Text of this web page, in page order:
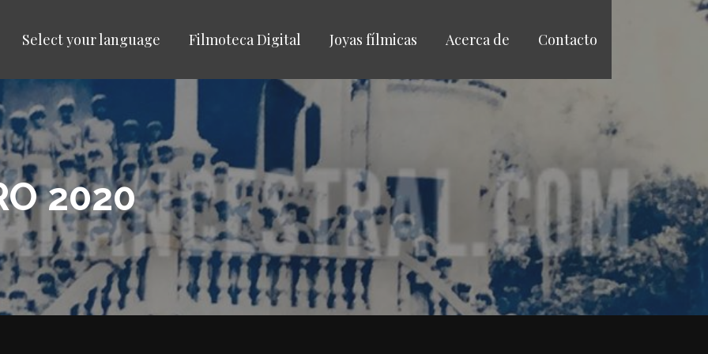
Select your language Filmoteca Digital Joyas fílmicas Acerca de Contacto
2020